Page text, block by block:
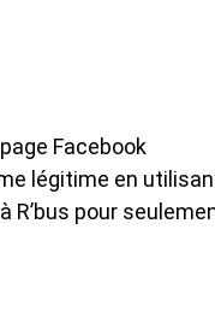
Facebook
légitime en
R’bus pour